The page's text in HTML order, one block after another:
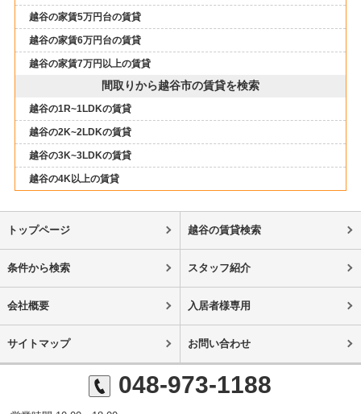
越谷の家賃5万円台の賃貸
越谷の家賃6万円台の賃貸
越谷の家賃7万円以上の賃貸
間取りから越谷市の賃貸を検索
越谷の1R~1LDKの賃貸
越谷の2K~2LDKの賃貸
越谷の3K~3LDKの賃貸
越谷の4K以上の賃貸
トップページ 越谷の賃貸検索
条件から検索 スタッフ紹介
会社概要 入居者様専用
サイトマップ お問い合わせ
048-973-1188